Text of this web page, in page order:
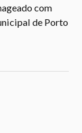
com
de Porto